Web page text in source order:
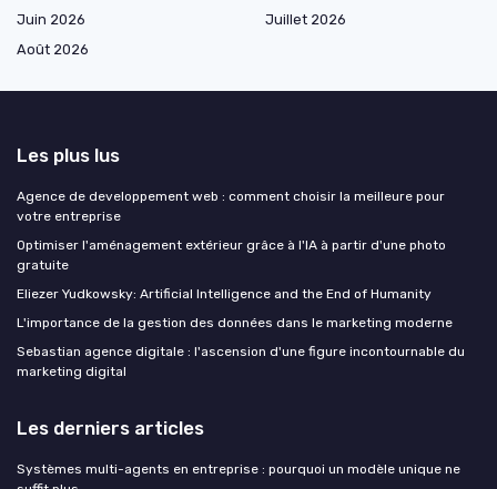
Juin 2026
Juillet 2026
Août 2026
Les plus lus
Agence de developpement web : comment choisir la meilleure pour
votre entreprise
Optimiser l'aménagement extérieur grâce à l'IA à partir d'une photo
gratuite
Eliezer Yudkowsky: Artificial Intelligence and the End of Humanity
L'importance de la gestion des données dans le marketing moderne
Sebastian agence digitale : l'ascension d'une figure incontournable du
marketing digital
Les derniers articles
Systèmes multi-agents en entreprise : pourquoi un modèle unique ne